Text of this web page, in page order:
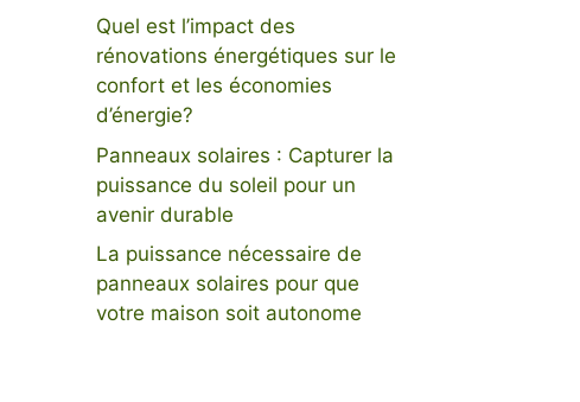
Quel est l’impact des
rénovations énergétiques sur le
confort et les économies
d’énergie?
Panneaux solaires : Capturer la
puissance du soleil pour un
avenir durable
La puissance nécessaire de
panneaux solaires pour que
votre maison soit autonome